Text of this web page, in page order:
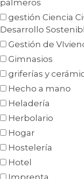
palmeros
gestión Ciencia
Desarrollo
Gestión de
Gimnasios
griferías y
Hecho a mano
Heladería
Herbolario
Hogar
Hostelería
Hotel